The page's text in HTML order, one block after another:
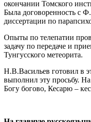
окончании Томского
Была договоренность с
диссертации по
Опыты по телепатии
задачу по передаче и
Тунгусского метеорита.
Н.В.Васильев готовил в
выполнил эту просьбу.
Богу богово, Кесарю –